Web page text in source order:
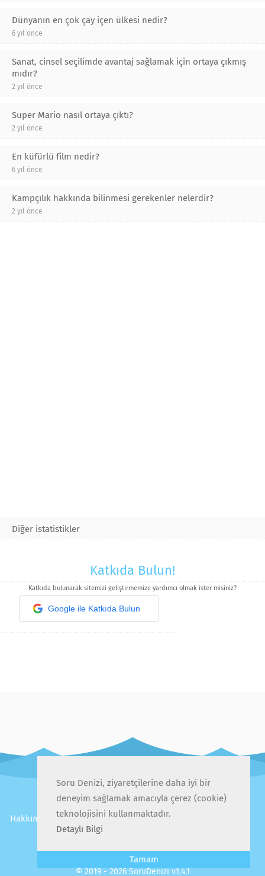
Dünyanın en çok çay içen ülkesi nedir?
6 yıl önce
Sanat, cinsel seçilimde avantaj sağlamak için ortaya çıkmış
mıdır?
2 yıl önce
Super Mario nasıl ortaya çıktı?
2 yıl önce
En küfürlü film nedir?
6 yıl önce
Kampçılık hakkında bilinmesi gerekenler nelerdir?
2 yıl önce
Diğer istatistikler
Katkıda Bulun!
Katkıda bulunarak sitemizi geliştirmemize yardımcı olmak ister misiniz?
Google ile Katkıda Bulun
Hakkımızda İletişim Gizlilik Politikası
Kullanıcı Sözleşmesi
Sıkça Sorulan Sorular
© 2019 - 2026 SoruDenizi v1.4.1
Soru Denizi, ziyaretçilerine daha iyi bir
deneyim sağlamak amacıyla çerez (cookie)
teknolojisini kullanmaktadır.
Detaylı Bilgi
Tamam